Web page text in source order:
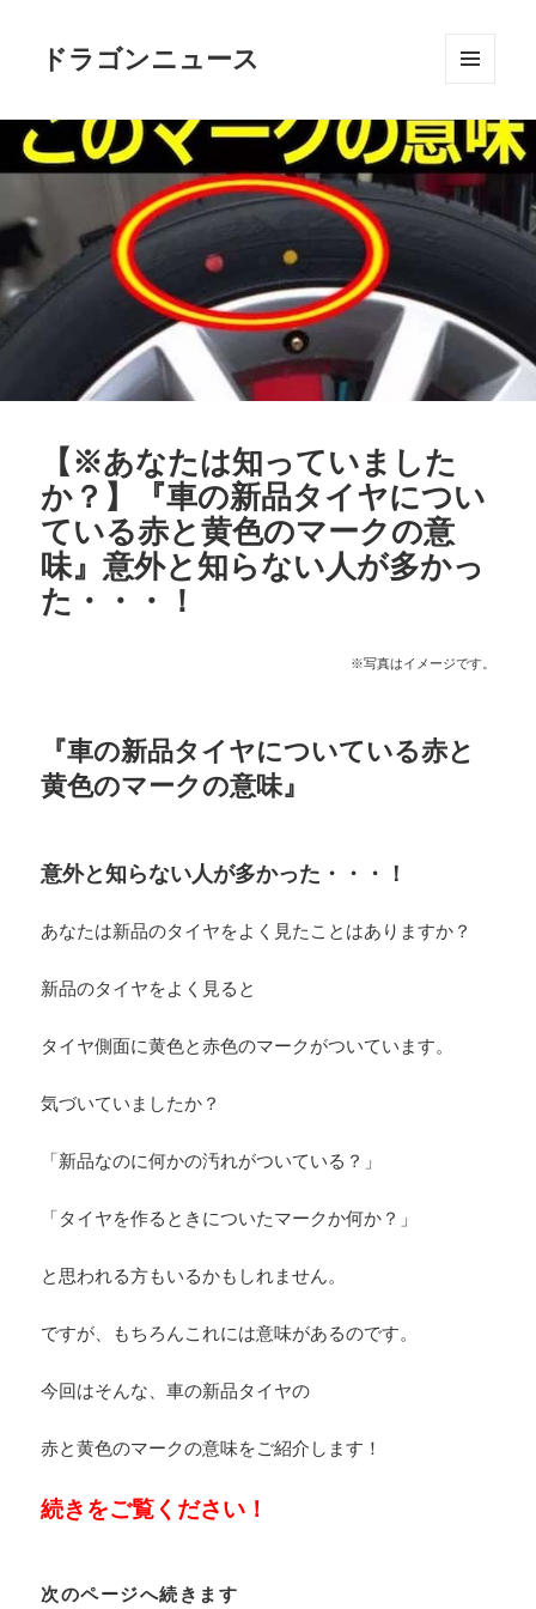
ドラゴンニュース
ーとウ
ィジェ
ット
【※あなたは知っていました
か？】『車の新品タイヤについ
ている赤と黄色のマークの意
味』意外と知らない人が多かっ
た・・・！
※写真はイメージです。
『車の新品タイヤについている赤と
黄色のマークの意味』
意外と知らない人が多かった・・・！
あなたは新品のタイヤをよく見たことはありますか？
新品のタイヤをよく見ると
タイヤ側面に黄色と赤色のマークがついています。
気づいていましたか？
「新品なのに何かの汚れがついている？」
「タイヤを作るときについたマークか何か？」
と思われる方もいるかもしれません。
ですが、もちろんこれには意味があるのです。
今回はそんな、車の新品タイヤの
赤と黄色のマークの意味をご紹介します！
続きをご覧ください！
次のページへ続きます